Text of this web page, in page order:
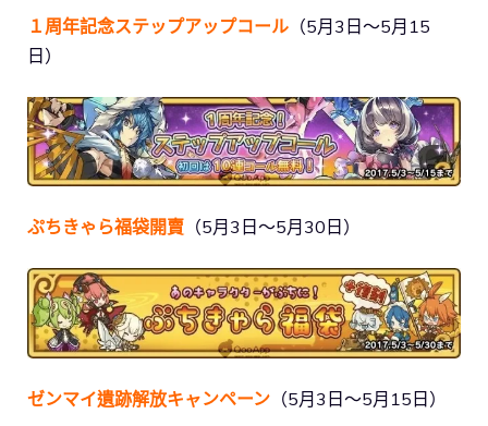
１周年記念ステップアップコール （5月3日～5月15
日）
ぷちきゃら福袋開賣 （5月3日～5月30日）
ゼンマイ遺跡解放キャンペーン （5月3日～5月15日）